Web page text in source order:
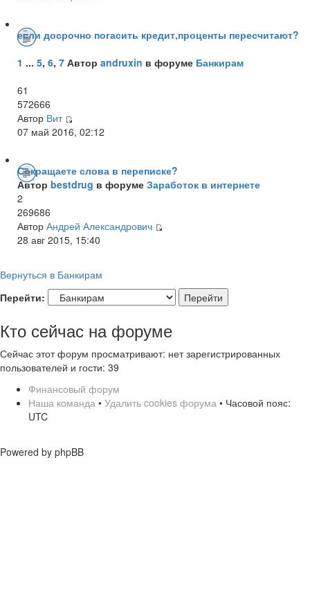
если досрочно погасить кредит,проценты пересчитают?
1 ... 5, 6, 7 Автор andruxin в форуме Банкирам
61
572666
Автор Вит
07 май 2016, 02:12
Сокращаете слова в переписке?
Автор bestdrug в форуме Заработок в интернете
2
269686
Автор Андрей Александрович
28 авг 2015, 15:40
Вернуться в Банкирам
Перейти:
Кто сейчас на форуме
Сейчас этот форум просматривают: нет зарегистрированных
пользователей и гости: 39
Финансовый форум
Наша команда • Удалить cookies форума • Часовой пояс:
UTC
Powered by phpBB